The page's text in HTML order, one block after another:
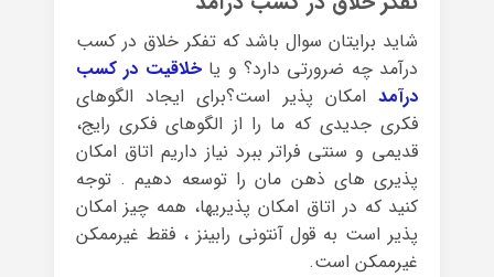
شاید برایتان سوال باشد که تفکر خلاق در کسب
درآمد چه ضرورتی دارد؟ و یاخلاقیت در کسب
درآمدامکان پذیر است؟برای ایجاد الگوهای
فکری جدیدی که ما را از الگوهای فکری رایج،
قدیمی و سنتی فراتر ببرد نیاز داریم اتاق امکان
پذیری های ذهن مان را توسعه دهیم . توجه
کنید که در اتاق امکان پذیریها، همه چیز امکان
پذیر است به قول آنتونی رابینز ، فقط غیرممکن
غیرممکن است.